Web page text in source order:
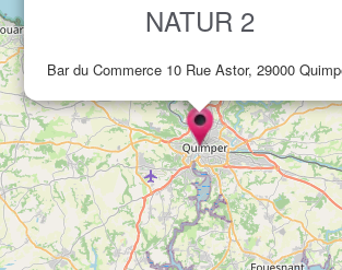
NATUR 2
Bar du Commerce 10 Rue Astor, 29000